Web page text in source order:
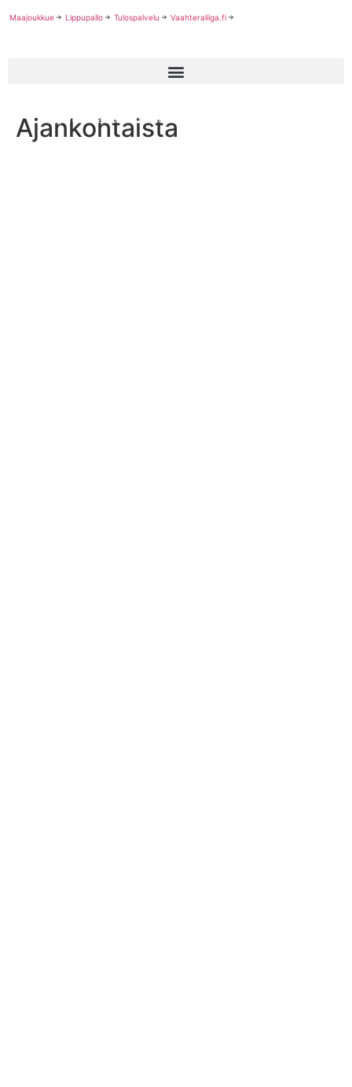
Maajoukkue Lippupallo Tulospalvelu Vaahteraliiga.fi
Ajankohtaista
Opetus- ja kulttuuriministeriön seuratukea viidelle